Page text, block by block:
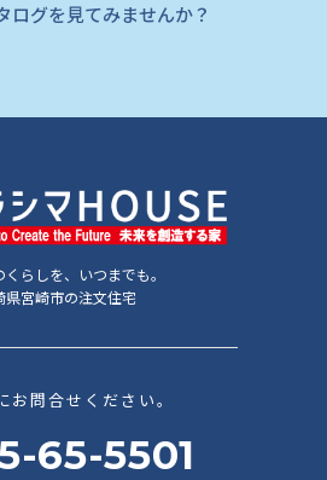
ログを見てみませんか？
くらしを、いつまでも。
県宮崎市の注文住宅
お問合せください。
65-5501